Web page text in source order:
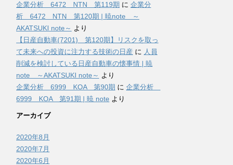
企業分析 6472 NTN 第119期 に 企業分
析 6472 NTN 第120期 | 暁note ～
AKATSUKI note～ より
【日産自動車(7201) 第120期】リスクを取っ
て未来への投資に注力する技術の日産 に 人員
削減を検討している日産自動車の懐事情 | 暁
note ～AKATSUKI note～ より
企業分析 6999 KOA 第90期 に 企業分析
6999 KOA 第91期 | 暁 note より
アーカイブ
2020年8月
2020年7月
2020年6月